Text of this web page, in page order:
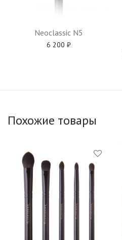
Neoclassic N5
6 200 ₽
Похожие товары